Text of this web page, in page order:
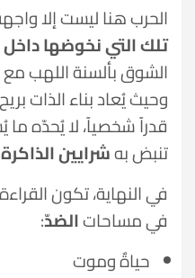
الحرب هنا ليست إلا
تلك التي نخوضها داخل
الشوق بألسنة اللهب مع
وحيث يُعاد بناء الذات
قدراً شخصياً، لا يُحدّه ما
تنبض بهشرايين الذاكرة
في النهاية، تكون
في مساحاتالضدّ:
حياةٌ وموت